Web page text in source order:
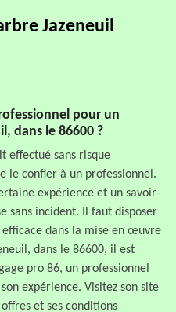
Jazeneuil
pour un
dans le 86600 ?
effectué sans risque
le confier à un professionnel.
expérience et un savoir-
sans incident. Il faut disposer
dans la mise en œuvre
dans le 86600, il est
pro 86, un professionnel
expérience. Visitez son site
et ses conditions